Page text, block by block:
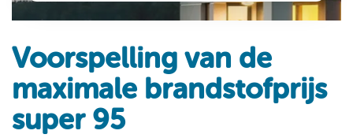
Voorspelling van de
maximale brandstofprijs
super 95